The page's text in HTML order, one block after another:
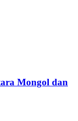
Mongol dan